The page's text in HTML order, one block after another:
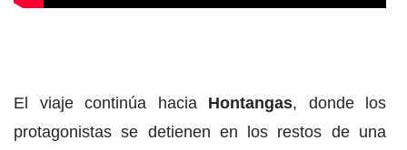
El viaje continúa hacia Hontangas, donde los
protagonistas se detienen en los restos de una